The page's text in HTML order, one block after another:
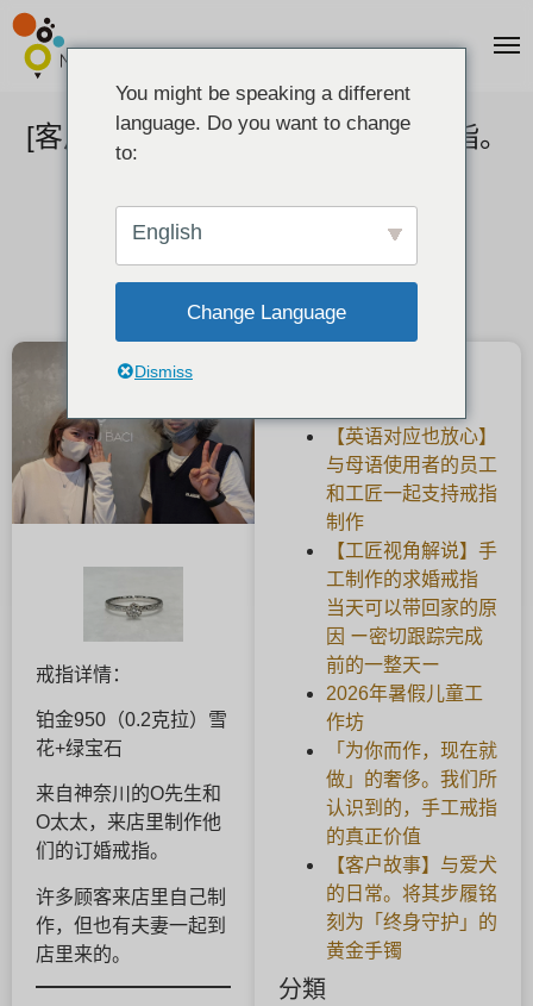
[客户反馈] 雪花手工制作的订婚戒指。
戒指详情：
铂金950（0.2克拉）雪
花+绿宝石
来自神奈川的O先生和
O太太，来店里制作他
们的订婚戒指。
许多顾客来店里自己制
作，但也有夫妻一起到
店里来的。
【英语对应也放心】
与母语使用者的员工
和工匠一起支持戒指
制作
【工匠视角解说】手
工制作的求婚戒指
当天可以带回家的原
因 ー密切跟踪完成
前的一整天ー
2026年暑假儿童工
作坊
「为你而作，现在就
做」的奢侈。我们所
认识到的，手工戒指
的真正价值
【客户故事】与爱犬
的日常。将其步履铭
刻为「终身守护」的
黄金手镯
分類
You might be speaking a different
language. Do you want to change
to:
English
Change Language
Dismiss